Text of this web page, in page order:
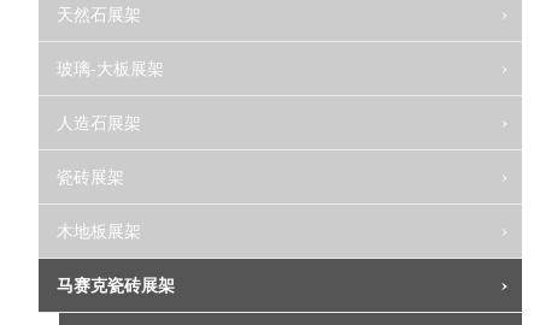
天然石展架
玻璃-大板展架
人造石展架
瓷砖展架
木地板展架
马赛克瓷砖展架